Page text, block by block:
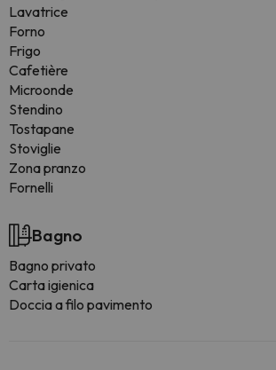
Lavatrice
Forno
Frigo
Cafetière
Microonde
Stendino
Tostapane
Stoviglie
Zona pranzo
Fornelli
Bagno
Bagno privato
Carta igienica
Doccia a filo pavimento